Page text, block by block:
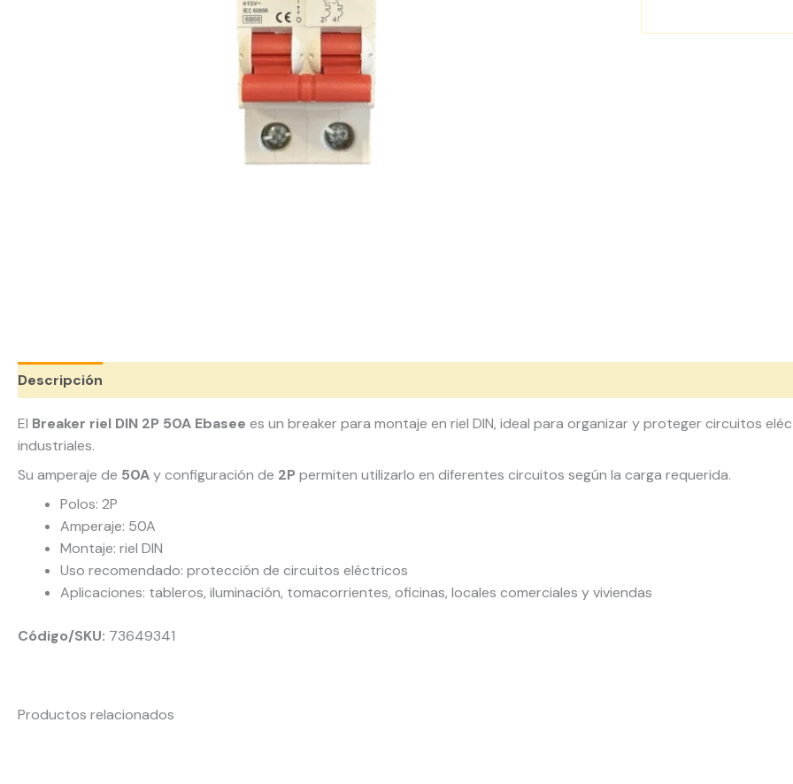
Descripción
El Breaker riel DIN 2P 50A Ebasee es un breaker para montaje en riel DIN, ideal para organizar y proteger circuitos
industriales.
Su amperaje de 50Ay configuración de 2P permiten utilizarlo en diferentes circuitos según la carga requerida.
Polos: 2P
Amperaje: 50A
Montaje: riel DIN
Uso recomendado: protección de circuitos eléctricos
Aplicaciones: tableros, iluminación, tomacorrientes, oficinas, locales comerciales y viviendas
Código/SKU: 73649341
Productos relacionados